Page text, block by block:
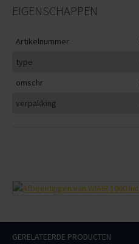
EIGENSCHAPPEN
Artikelnummer
type
omschr
verpakking
GERELATEERDE PRODUCTEN